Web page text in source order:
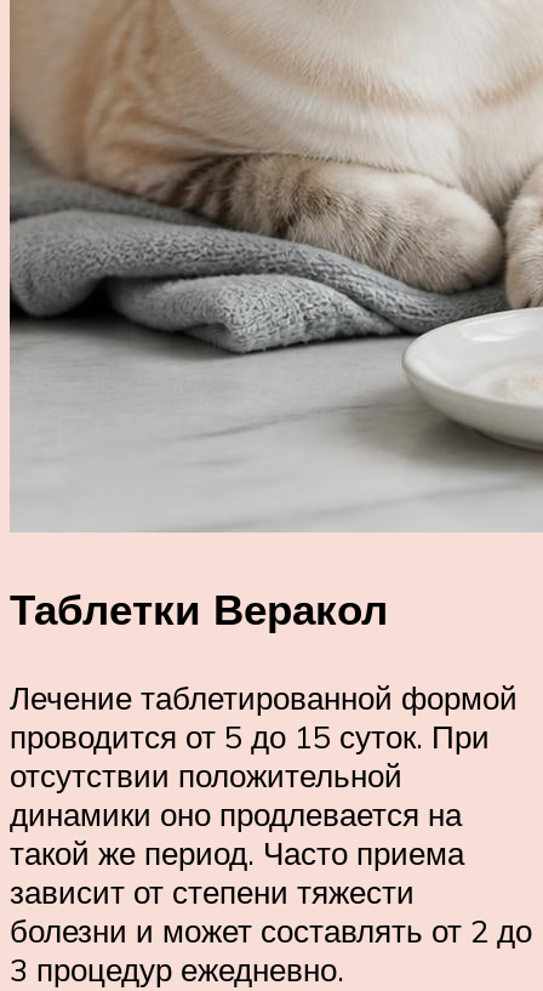
Таблетки Веракол
Лечение таблетированной формой
проводится от 5 до 15 суток. При
отсутствии положительной
динамики оно продлевается на
такой же период. Часто приема
зависит от степени тяжести
болезни и может составлять от 2 до
3 процедур ежедневно.